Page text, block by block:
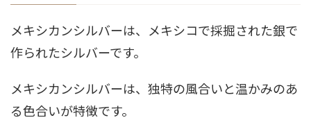
メキシカンシルバーは、メキシコで採掘された銀で
作られたシルバーです。
メキシカンシルバーは、独特の風合いと温かみのあ
る色合いが特徴です。